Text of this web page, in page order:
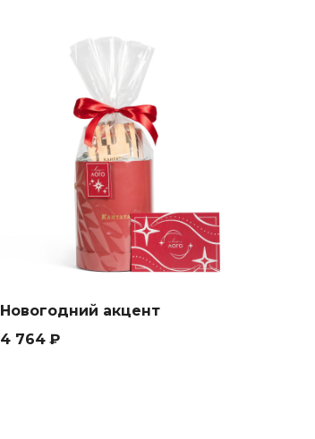
Новогодний акцент
4 764 ₽